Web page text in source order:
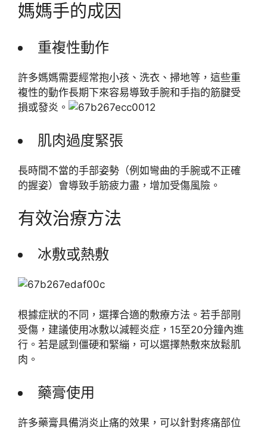
媽媽手的成因
重複性動作
許多媽媽需要經常抱小孩、洗衣、掃地等，這些重
複性的動作長期下來容易導致手腕和手指的筋腱受
損或發炎。
肌肉過度緊張
長時間不當的手部姿勢（例如彎曲的手腕或不正確
的握姿）會導致手筋疲力盡，增加受傷風險。
有效治療方法
冰敷或熱敷
根據症狀的不同，選擇合適的敷療方法。若手部剛
受傷，建議使用冰敷以減輕炎症，15至20分鐘內進
行。若是感到僵硬和緊繃，可以選擇熱敷來放鬆肌
肉。
藥膏使用
許多藥膏具備消炎止痛的效果，可以針對疼痛部位